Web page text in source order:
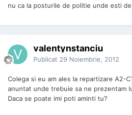
nu ca la posturile de politie unde esti
valentynstanciu
Publicat 29 Noiembrie, 2012
Colega si eu am ales la repartizare A2-
anuntat unde trebuie sa ne prezentam
Daca se poate imi poti aminti tu?